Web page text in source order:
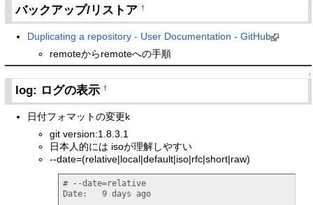
バックアップ/リストア†
Duplicating a repository - User Documentation - GitHub
remoteからremoteへの手順
↑
log: ログの表示†
日付フォマットの変更k
git version:1.8.3.1
日本人的には isoが理解しやすい
--date=(relative|local|default|iso|rfc|short|raw)
# --date=relative
Date:   9 days ago